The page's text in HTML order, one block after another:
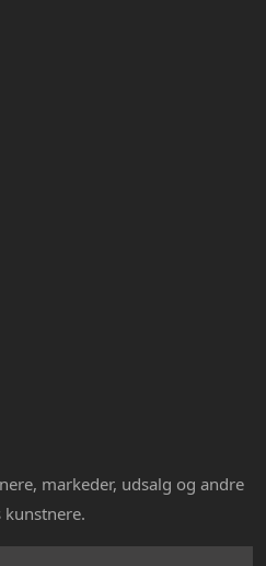
markeder, udsalg og andre